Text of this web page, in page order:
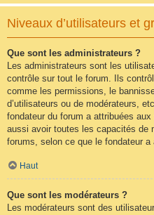
Niveaux d’utilisateurs et
Que sont les administrateurs ?
Les administrateurs sont les
contrôle sur tout le forum. Ils
comme les permissions, le
d’utilisateurs ou de modérateurs,
fondateur du forum a attribuées
aussi avoir toutes les capacités de
forums, selon ce que le fondateur a
Haut
Que sont les modérateurs ?
Les modérateurs sont des